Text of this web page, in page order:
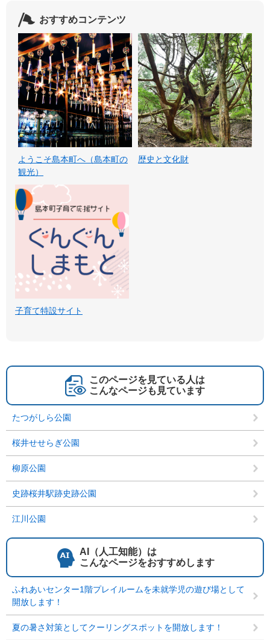
おすすめコンテンツ
ようこそ島本町へ（島本町の
観光）
歴史と文化財
子育て特設サイト
このページを見ている人は
こんなページも見ています
たつがしら公園
桜井せせらぎ公園
柳原公園
史跡桜井駅跡史跡公園
江川公園
AI（人工知能）は
こんなページをおすすめします
ふれあいセンター1階プレイルームを未就学児の遊び場として
開放します！
夏の暑さ対策としてクーリングスポットを開放します！